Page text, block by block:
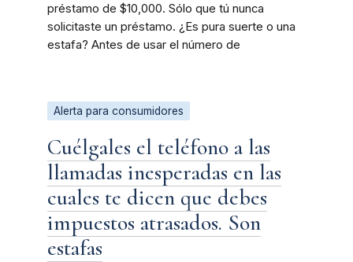
préstamo de $10,000. Sólo que tú nunca
solicitaste un préstamo. ¿Es pura suerte o una
estafa? Antes de usar el número de
Alerta para consumidores
Cuélgales el teléfono a las
llamadas inesperadas en las
cuales te dicen que debes
impuestos atrasados. Son
estafas